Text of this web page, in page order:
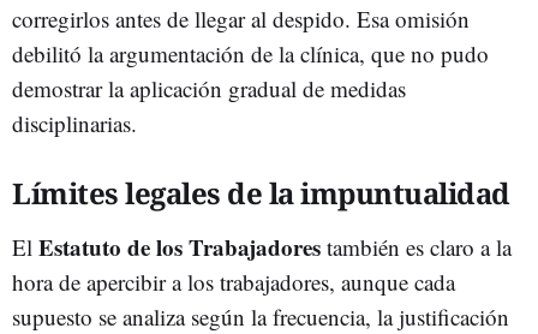
corregirlos antes de llegar al despido. Esa omisión
debilitó la argumentación de la clínica, que no pudo
demostrar la aplicación gradual de medidas
disciplinarias.
Límites legales de la impuntualidad
El Estatuto de los Trabajadores también es claro a la
hora de apercibir a los trabajadores, aunque cada
supuesto se analiza según la frecuencia, la justificación